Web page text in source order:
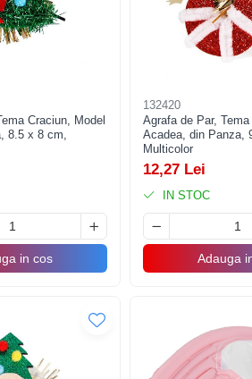
Craciun, Model
8.5 x 8 cm,
in cos
132420
Agrafa de Par,
Acadea, din Panza,
Multicolor
12,27 Lei
IN STOC
Adauga